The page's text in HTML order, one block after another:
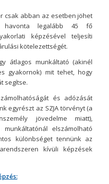
csak abban az esetben jöhet
legalább 45 fő
képzésével teljesíti
kötelezettségét.
átlagos munkáltató (akinél
gyakornok) mit tehet, hogy
segítse.
és adózását
egyrészt az SZJA törvényt (a
jövedelme miatt),
elszámolható
különbséget tennünk az
kívüli képzések